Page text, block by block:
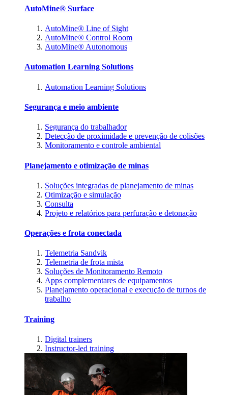
AutoMine® Surface
AutoMine® Line of Sight
AutoMine® Control Room
AutoMine® Autonomous
Automation Learning Solutions
Automation Learning Solutions
Segurança e meio ambiente
Segurança do trabalhador
Detecção de proximidade e prevenção de colisões
Monitoramento e controle ambiental
Planejamento e otimização de minas
Soluções integradas de planejamento de minas
Otimização e simulação
Consulta
Projeto e relatórios para perfuração e detonação
Operações e frota conectada
Telemetria Sandvik
Telemetria de frota mista
Soluções de Monitoramento Remoto
Apps complementares de equipamentos
Planejamento operacional e execução de turnos de
trabalho
Training
Digital trainers
Instructor-led training